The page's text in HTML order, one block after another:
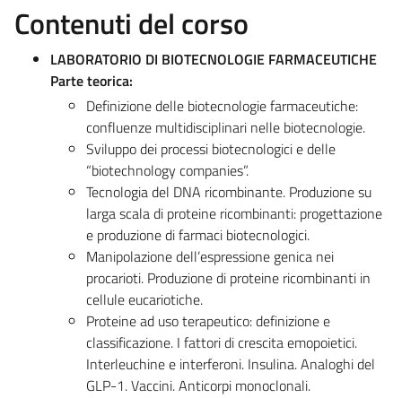
Contenuti del corso
LABORATORIO DI BIOTECNOLOGIE FARMACEUTICHE
Parte teorica:
Definizione delle biotecnologie farmaceutiche:
confluenze multidisciplinari nelle biotecnologie.
Sviluppo dei processi biotecnologici e delle
“biotechnology companies”.
Tecnologia del DNA ricombinante. Produzione su
larga scala di proteine ricombinanti: progettazione
e produzione di farmaci biotecnologici.
Manipolazione dell’espressione genica nei
procarioti. Produzione di proteine ricombinanti in
cellule eucariotiche.
Proteine ad uso terapeutico: definizione e
classificazione. I fattori di crescita emopoietici.
Interleuchine e interferoni. Insulina. Analoghi del
GLP-1. Vaccini. Anticorpi monoclonali.